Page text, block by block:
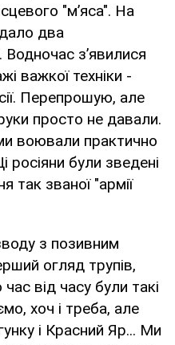
"м’яса". На
два
Водночас з’явилися
важкої техніки -
Перепрошую, але
просто не давали.
воювали практично
росіяни були зведені
так званої "армії
з позивним
огляд трупів,
від часу були такі
хоч і треба, але
і Красний Яр... Ми